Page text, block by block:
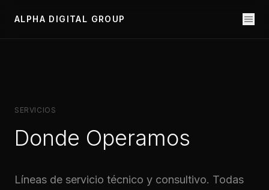
ALPHA DIGITAL GROUP
SERVICIOS
Donde Operamos
Líneas de servicio técnico y consultivo. Todas